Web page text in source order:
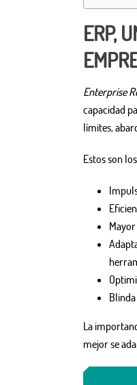
ERP,
Enterprise
capacidad
límites,
Estos son
La
mejor se